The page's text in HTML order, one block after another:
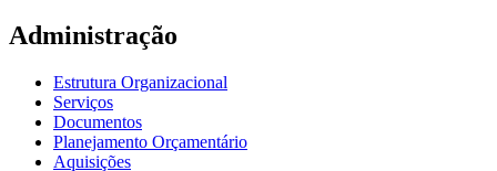
Administração
Estrutura Organizacional
Serviços
Documentos
Planejamento Orçamentário
Aquisições